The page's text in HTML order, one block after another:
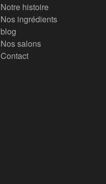
Notre histoire
Nos ingrédients
blog
Nos salons
Contact